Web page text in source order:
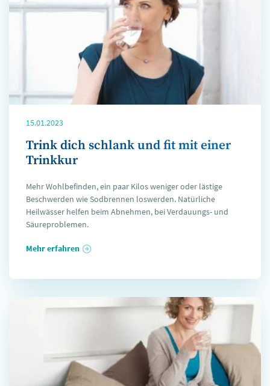
15.01.2023
Trink dich schlank und fit mit einer
Trinkkur
Mehr Wohlbefinden, ein paar Kilos weniger oder lästige
Beschwerden wie Sodbrennen loswerden. Natürliche
Heilwässer helfen beim Abnehmen, bei Verdauungs- und
Säureproblemen.
Mehr erfahren